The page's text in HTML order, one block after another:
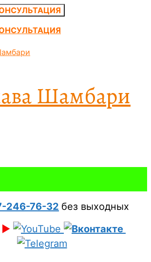
Шамбари
246-76-32 без выходных
►